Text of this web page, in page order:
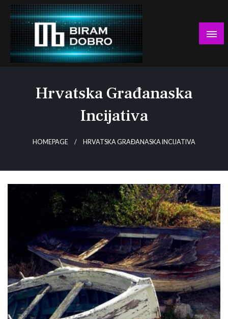
Skip
content
Hrvatska Građanaska
Incijativa
HOMEPAGE HRVATSKA GRAĐANASKA INCIJATIVA